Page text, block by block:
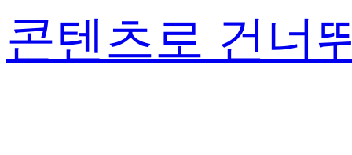
콘텐츠로 건너